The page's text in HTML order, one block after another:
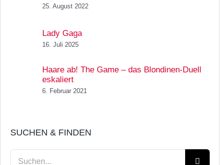
25. August 2022
Lady Gaga
16. Juli 2025
Haare ab! The Game – das Blondinen-Duell
eskaliert
6. Februar 2021
SUCHEN & FINDEN
Suche